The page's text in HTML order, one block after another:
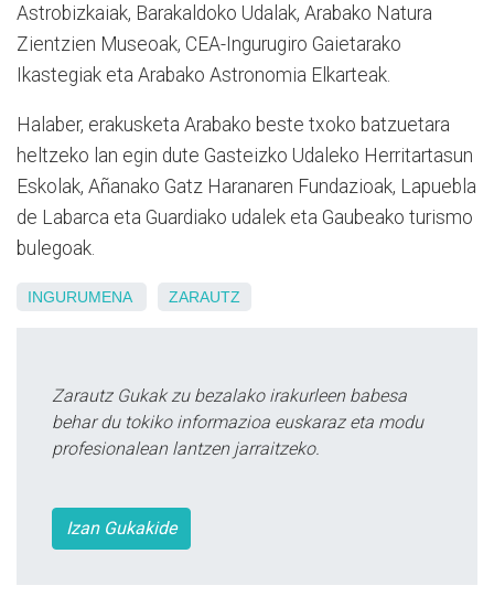
Astrobizkaiak, Barakaldoko Udalak, Arabako Natura
Zientzien Museoak, CEA-Ingurugiro Gaietarako
Ikastegiak eta Arabako Astronomia Elkarteak.
Halaber, erakusketa Arabako beste txoko batzuetara
heltzeko lan egin dute Gasteizko Udaleko Herritartasun
Eskolak, Añanako Gatz Haranaren Fundazioak, Lapuebla
de Labarca eta Guardiako udalek eta Gaubeako turismo
bulegoak.
INGURUMENA ZARAUTZ
Zarautz Gukak zu bezalako irakurleen babesa
behar du tokiko informazioa euskaraz eta modu
profesionalean lantzen jarraitzeko.
Izan Gukakide